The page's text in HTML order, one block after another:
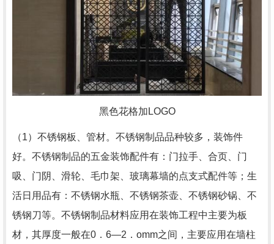
黑色花格加LOGO
（1）不锈钢板、管材。不锈钢制品品种较多，装饰件
好。不锈钢制品的五金装饰配件有：门拉手、合页、门
吸、门阴、滑轮、毛巾架、玻璃幕墙的点支式配件等；生
活日用品有：不锈钢水瓶、不锈钢茶壶、不锈钢砂锅、不
锈钢刀等。不锈钢制品材料应用在装饰工程中主要为板
材，其厚度一般在0．6—2．omm之间，主要应用在墙柱